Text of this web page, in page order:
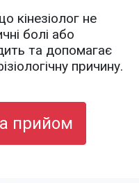
кінезіолог не
болі або
та допомагає
причину.
прийом